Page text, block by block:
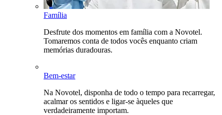
Família
Desfrute dos momentos em família com a Novotel.
Tomaremos conta de todos vocês enquanto criam
memórias duradouras.
Bem-estar
Na Novotel, disponha de todo o tempo para recarregar,
acalmar os sentidos e ligar-se àqueles que
verdadeiramente importam.